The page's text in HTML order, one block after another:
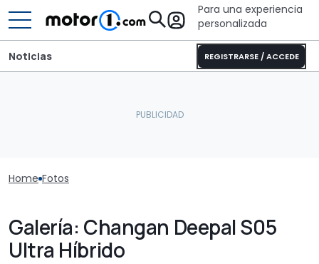
Para una experiencia
personalizada
REGISTRARSE / ACCEDE
Noticias
Home Fotos
Galería: Changan Deepal S05
Ultra Híbrido